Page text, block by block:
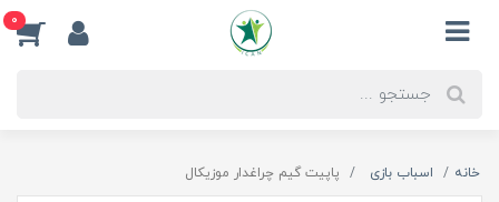
0
خانه اسباب بازی پاپیت گیم چراغدار موزیکال